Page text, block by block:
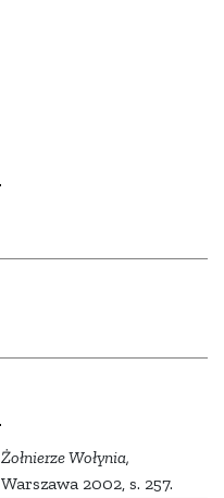
Żołnierze Wołynia,
Warszawa 2002, s. 257.